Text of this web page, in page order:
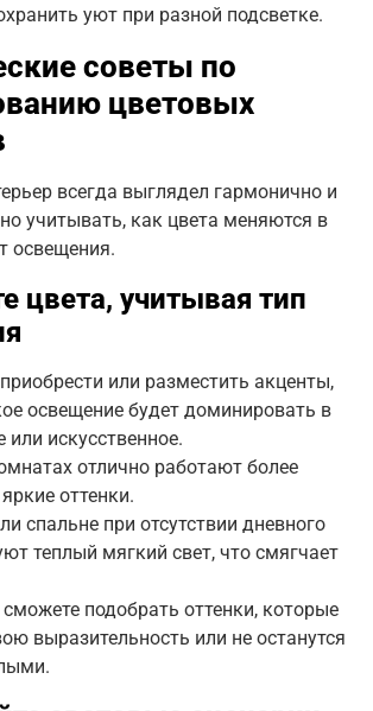
уют при разной подсветке.
советы по
цветовых
всегда выглядел гармонично и
учитывать, как цвета меняются в
освещения.
цвета, учитывая тип
или разместить акценты,
освещение будет доминировать в
искусственное.
отлично работают более
оттенки.
спальне при отсутствии дневного
теплый мягкий свет, что смягчает
подобрать оттенки, которые
выразительность или не останутся